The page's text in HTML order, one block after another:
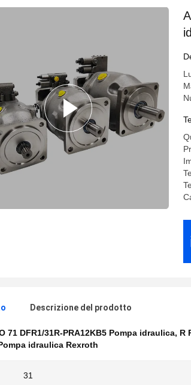
Descrizione del prodotto
71 DFR1/31R-PRA12KB5 Pompa idraulica, R
idraulica Rexroth
31